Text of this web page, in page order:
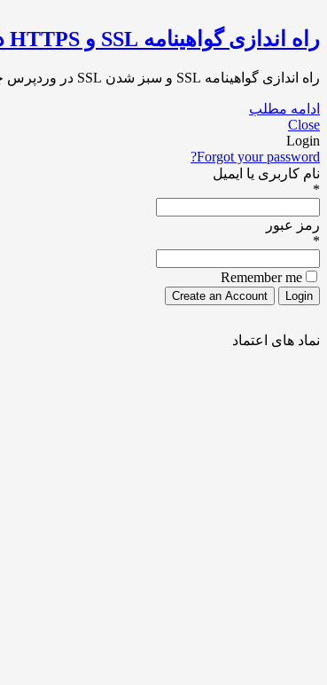
راه اندازی گواهینامه SSL و HTTPS در سایت وردپرسی
راه اندازی گواهینامه SSL و سبز شدن SSL در وردپرس چگونه بعد از دریافت گواهینامه SSL آن را در وبسایت وردپرسی خود فعال و راه[…]
ادامه مطلب
Close
Login
Forgot your password?
نام کاربری یا ایمیل
*
رمز عبور
*
Remember me
نماد های اعتماد